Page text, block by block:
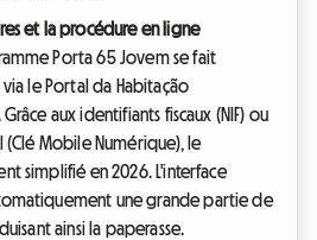
et la procédure en ligne
Porta 65 Jovem se fait
le Portal da Habitação
aux identifiants fiscaux (NIF) ou
(Clé Mobile Numérique), le
simplifié en 2026. L'interface
une grande partie de
ainsi la paperasse.